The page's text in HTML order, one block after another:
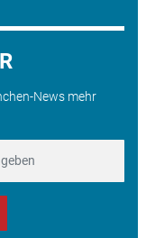
News mehr